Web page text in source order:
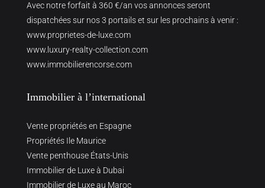
Avec notre forfait à 360 €/an vos annonces seront
dispatchées sur nos 3 portails et sur les prochains à venir :
www.proprietes-de-luxe.com
www.luxury-realty-collection.com
www.immobilierencorse.com
Immobilier à l’international
Vente propriétés en Espagne
Propriétés Ile Maurice
Vente penthouse États-Unis
Immobilier de Luxe à Dubai
Immobilier de Luxe au Maroc